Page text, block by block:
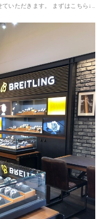
いただきます。 まずはこちら↓